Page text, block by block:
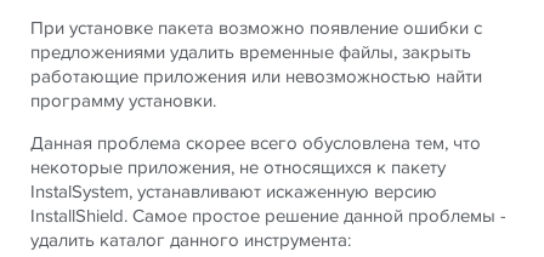
При установке пакета возможно появление ошибки с
предложениями удалить временные файлы, закрыть
работающие приложения или невозможностью найти
программу установки.
Данная проблема скорее всего обусловлена тем, что
некоторые приложения, не относящихся к пакету
InstalSystem, устанавливают искаженную версию
InstallShield. Самое простое решение данной проблемы -
удалить каталог данного инструмента: